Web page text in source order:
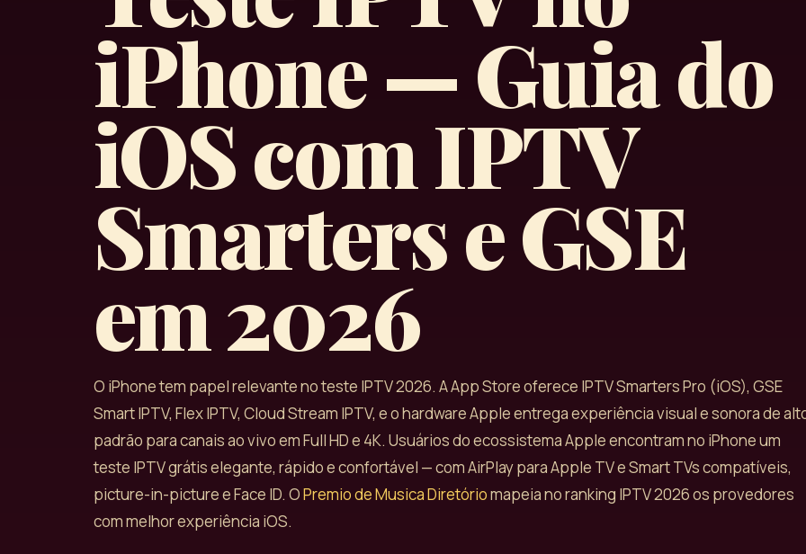
iPhone — Guia do
iOS com IPTV
Smarters e GSE
em 2026
O iPhone tem papel relevante no teste IPTV 2026. A App Store oferece IPTV Smarters Pro (iOS), GSE
Smart IPTV, Flex IPTV, Cloud Stream IPTV, e o hardware Apple entrega experiência visual e sonora de
padrão para canais ao vivo em Full HD e 4K. Usuários do ecossistema Apple encontram no iPhone um
teste IPTV grátis elegante, rápido e confortável — com AirPlay para Apple TV e Smart TVs compatíveis,
picture-in-picture e Face ID. OPremio de Musica Diretóriomapeia no ranking IPTV 2026 os provedores
com melhor experiência iOS.